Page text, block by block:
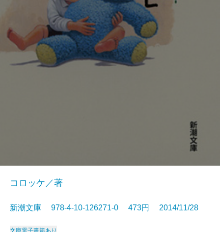
コロッケ／著
新潮文庫 978-4-10-126271-0 473円 2014/11/28
文庫電子書籍あり